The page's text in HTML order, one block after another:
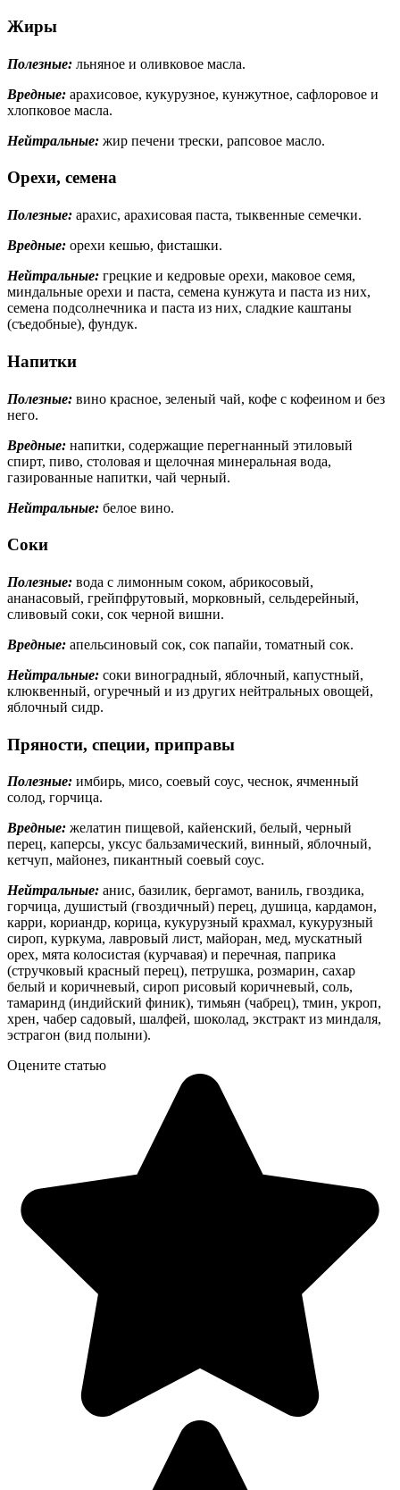
Жиры
Полезные: льняное и оливковое масла.
Вредные: арахисовое, кукурузное, кунжутное, сафлоровое и
хлопковое масла.
Нейтральные: жир печени трески, рапсовое масло.
Орехи, семена
Полезные: арахис, арахисовая паста, тыквенные семечки.
Вредные: орехи кешью, фисташки.
Нейтральные: грецкие и кедровые орехи, маковое семя,
миндальные орехи и паста, семена кунжута и паста из них,
семена подсолнечника и паста из них, сладкие каштаны
(съедобные), фундук.
Напитки
Полезные: вино красное, зеленый чай, кофе с кофеином и без
него.
Вредные: напитки, содержащие перегнанный этиловый
спирт, пиво, столовая и щелочная минеральная вода,
газированные напитки, чай черный.
Нейтральные: белое вино.
Соки
Полезные: вода с лимонным соком, абрикосовый,
ананасовый, грейпфрутовый, морковный, сельдерейный,
сливовый соки, сок черной вишни.
Вредные: апельсиновый сок, сок папайи, томатный сок.
Нейтральные: соки виноградный, яблочный, капустный,
клюквенный, огуречный и из других нейтральных овощей,
яблочный сидр.
Пряности, специи, приправы
Полезные: имбирь, мисо, соевый соус, чеснок, ячменный
солод, горчица.
Вредные: желатин пищевой, кайенский, белый, черный
перец, каперсы, уксус бальзамический, винный, яблочный,
кетчуп, майонез, пикантный соевый соус.
Нейтральные: анис, базилик, бергамот, ваниль, гвоздика,
горчица, душистый (гвоздичный) перец, душица, кардамон,
карри, кориандр, корица, кукурузный крахмал, кукурузный
сироп, куркума, лавровый лист, майоран, мед, мускатный
орех, мята колосистая (курчавая) и перечная, паприка
(стручковый красный перец), петрушка, розмарин, сахар
белый и коричневый, сироп рисовый коричневый, соль,
тамаринд (индийский финик), тимьян (чабрец), тмин, укроп,
хрен, чабер садовый, шалфей, шоколад, экстракт из миндаля,
эстрагон (вид полыни).
Оцените статью